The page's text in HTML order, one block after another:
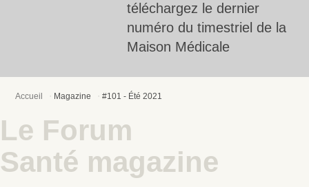
téléchargez le dernier
numéro du timestriel de la
Maison Médicale
Accueil Magazine #101 - Été 2021
Le Forum
Santé magazine